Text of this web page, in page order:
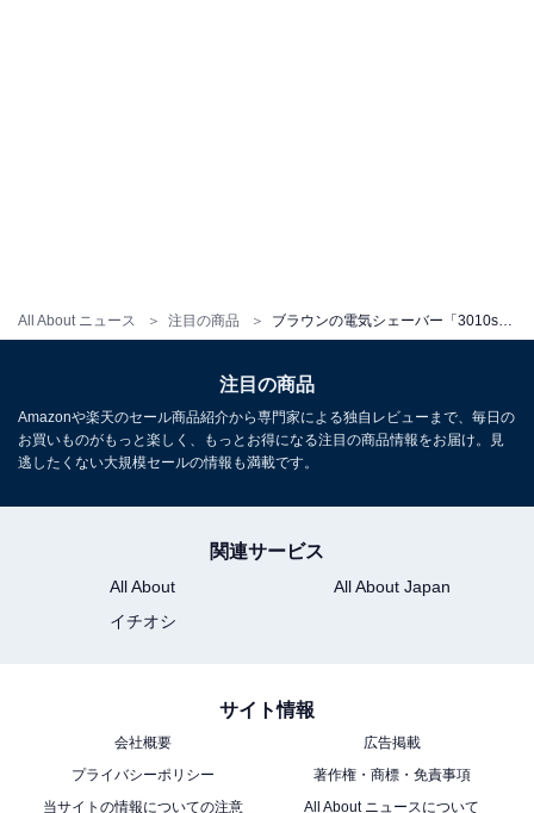
All About ニュース 注目の商品
で使えて便利」との声が多く寄せられています。
お手入れは非常に簡単です。
1.本体スイッチを入れた状態で、ハンドソープなどをヘ
ッド部につける
注目の商品
Amazonや楽天のセール商品紹介から専門家による独自レビューまで、毎日の
お買いものがもっと楽しく、もっとお得になる注目の商品情報をお届け。見
逃したくない大規模セールの情報も満載です。
関連サービス
All About
All About Japan
イチオシ
サイト情報
会社概要
広告掲載
プライバシーポリシー
著作権・商標・免責事項
当サイトの情報についての注意
All About ニュースについて